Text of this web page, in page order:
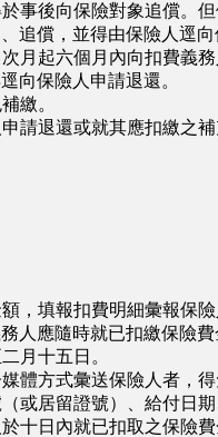
事後向保險對象追償。
追償，並得由保險人逕向
月起六個月內向扣費義
向保險人申請退還。
繳。
請退還或就其應扣繳之補
，填報扣費明細彙報保
應隨時就已扣繳保險
月十五日。
方式彙送保險人者，
居留證號）、給付日
十日內就已扣取之保險費